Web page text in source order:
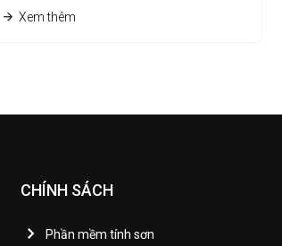
Xem thêm
CHÍNH SÁCH
Phần mềm tính sơn